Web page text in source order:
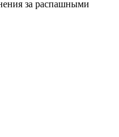
за распашными